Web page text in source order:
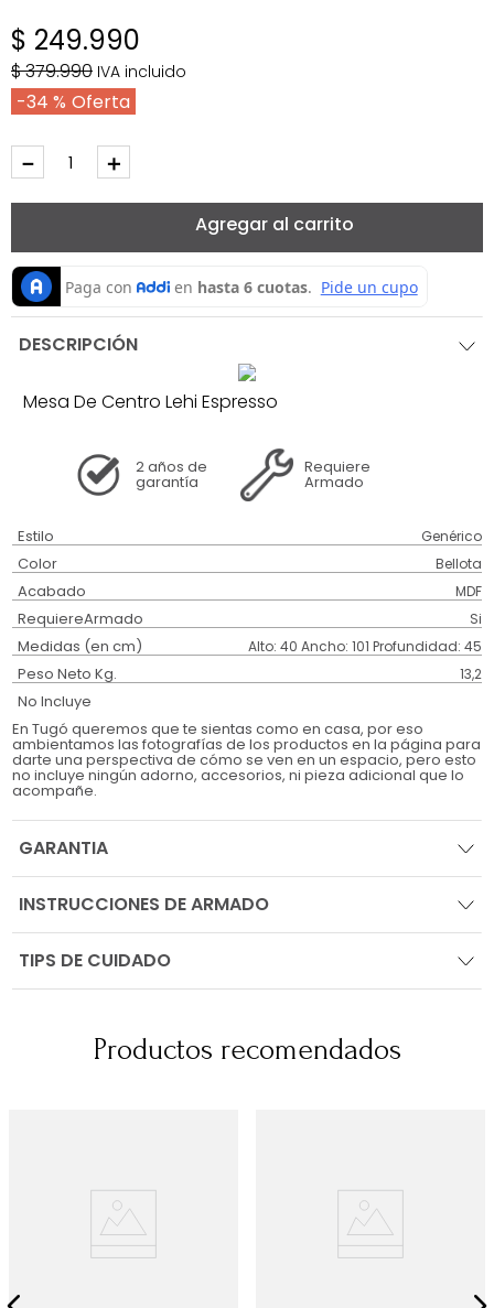
$ 249.990
$379.990 IVA incluido
34 %
＋
－
Agregar al carrito
DESCRIPCIÓN
Mesa De Centro Lehi Espresso
2 años de
garantía
Requiere
Armado
Estilo Genérico
Color Bellota
Acabado MDF
RequiereArmado Si
Medidas (en cm) Alto: 40 Ancho: 101 Profundidad: 45
Peso Neto Kg. 13,2
No Incluye
En Tugó queremos que te sientas como en casa, por eso
ambientamos las fotografías de los productos en la página para
darte una perspectiva de cómo se ven en un espacio, pero esto
no incluye ningún adorno, accesorios, ni pieza adicional que lo
acompañe.
GARANTIA
INSTRUCCIONES DE ARMADO
TIPS DE CUIDADO
Productos recomendados